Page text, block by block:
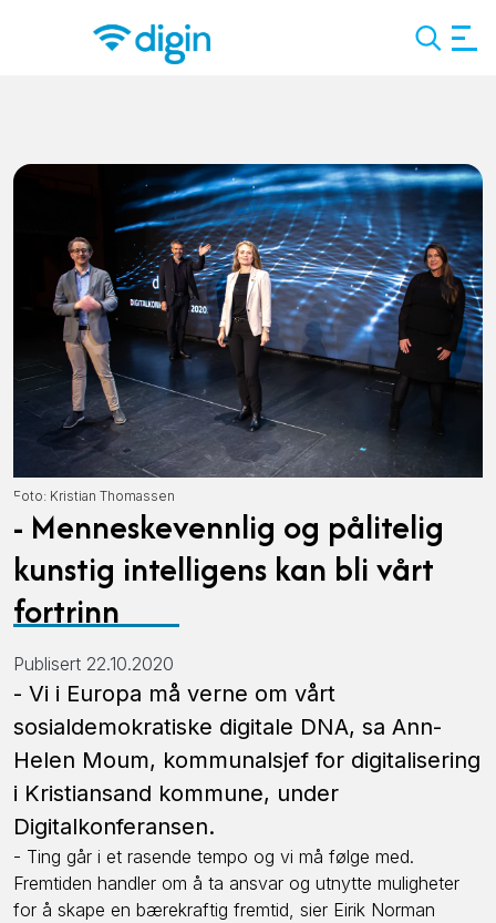
Foto: Kristian Thomassen
- Menneskevennlig og pålitelig
kunstig intelligens kan bli vårt
fortrinn
Publisert 22.10.2020
- Vi i Europa må verne om vårt
sosialdemokratiske digitale DNA, sa Ann-
Helen Moum, kommunalsjef for digitalisering
i Kristiansand kommune, under
Digitalkonferansen.
- Ting går i et rasende tempo og vi må følge med.
Fremtiden handler om å ta ansvar og utnytte muligheter
for å skape en bærekraftig fremtid, sier Eirik Norman